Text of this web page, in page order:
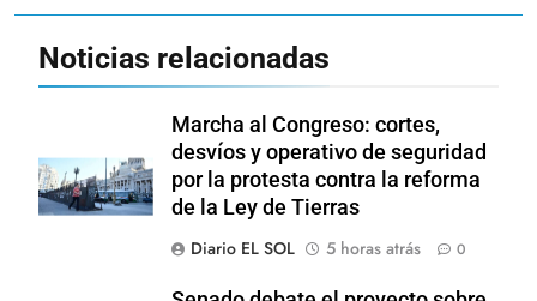
Noticias relacionadas
Marcha al Congreso: cortes,
desvíos y operativo de seguridad
por la protesta contra la reforma
de la Ley de Tierras
Diario EL SOL
5 horas atrás 0